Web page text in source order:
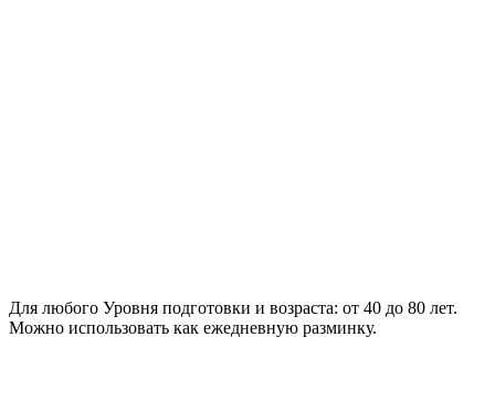
Для любого Уровня подготовки и возраста: от 40 до 80 лет.
Можно использовать как ежедневную разминку.